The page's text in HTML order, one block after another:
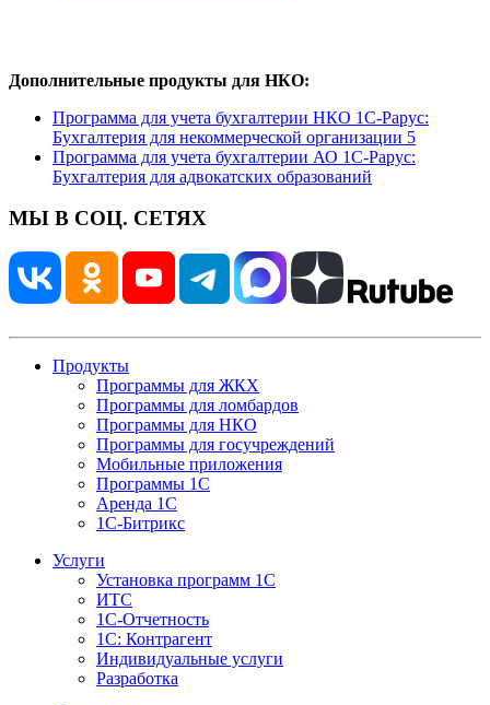
Дополнительные продукты для НКО:
Программа для учета бухгалтерии НКО 1С-Рарус:
Бухгалтерия для некоммерческой организации 5
Программа для учета бухгалтерии АО 1С-Рарус:
Бухгалтерия для адвокатских образований
МЫ В СОЦ. СЕТЯХ
Продукты
Программы для ЖКХ
Программы для ломбардов
Программы для НКО
Программы для госучреждений
Мобильные приложения
Программы 1С
Аренда 1С
1С-Битрикс
Услуги
Установка программ 1С
ИТС
1С-Отчетность
1С: Контрагент
Индивидуальные услуги
Разработка